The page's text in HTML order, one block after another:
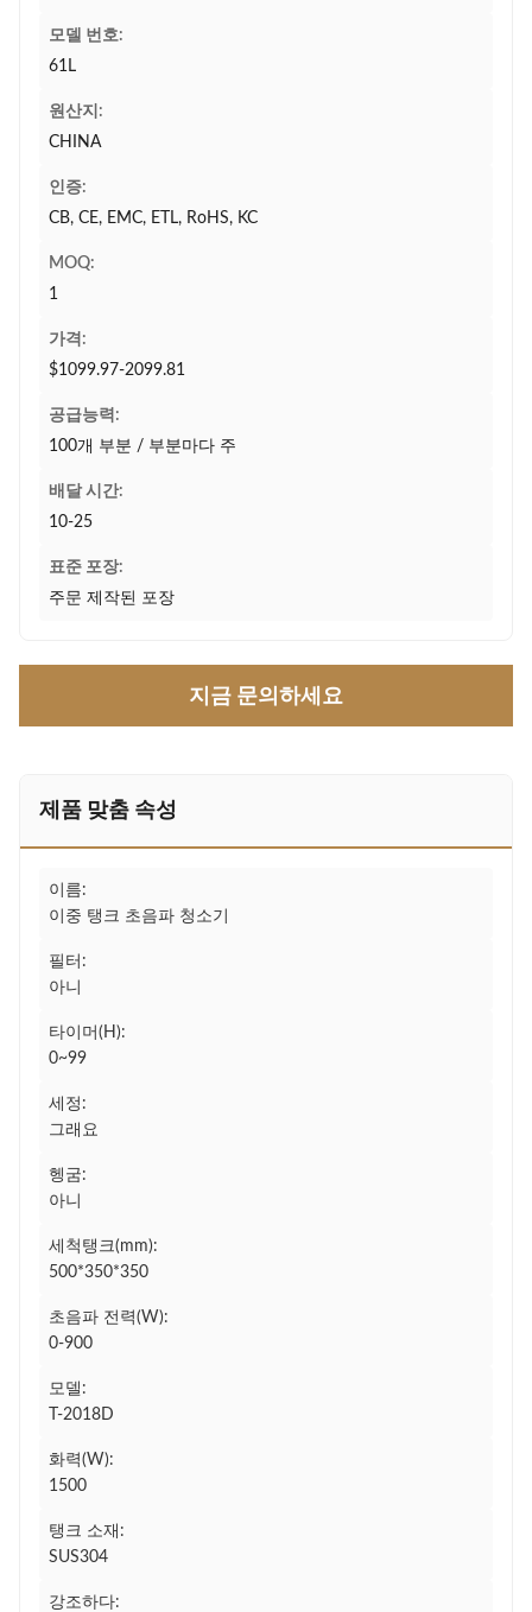
모델 번호:
61L
원산지:
CHINA
인증:
CB, CE, EMC, ETL, RoHS, KC
MOQ:
1
가격:
$1099.97-2099.81
공급능력:
100개 부분 / 부분마다 주
배달 시간:
10-25
표준 포장:
주문 제작된 포장
지금 문의하세요
제품 맞춤 속성
이름:
이중 탱크 초음파 청소기
필터:
아니
타이머(H):
0~99
세정:
그래요
헹굼:
아니
세척탱크(mm):
500*350*350
초음파 전력(W):
0-900
모델:
T-2018D
화력(W):
1500
탱크 소재:
SUS304
강조하다: